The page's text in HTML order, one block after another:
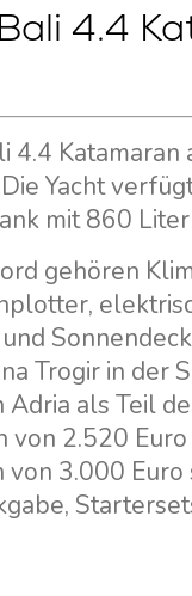
4.4
4.4
Yacht
mit 860
gehören
Trogir in der
als Teil
von 2.520
von 3.000